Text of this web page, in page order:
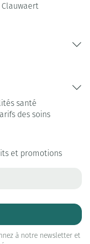
Clauwaert
santé
Tarifs des soins
et promotions
à notre newsletter et